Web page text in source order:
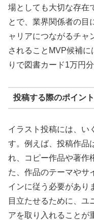
場としても大切な存在
とで、業界関係者の目
ャリアにつながるチャ
されることMVP候補
りで図書カード1万円
投稿する際のポイント
イラスト投稿には、い
す。例えば、投稿作品
れ、コピー作品や著作
た、作品のテーマやサ
インに従う必要があり
目立たせるために、ユ
アを取り入れることが